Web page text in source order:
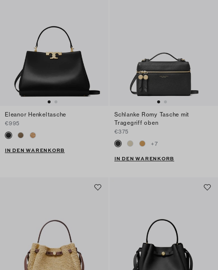
Eleanor Henkeltasche
€995
IN DEN WARENKORB
Schlanke Romy Tasche mit
Tragegriff oben
€375
+7
IN DEN WARENKORB